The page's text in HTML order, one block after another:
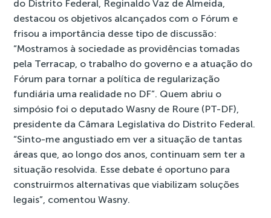
do Distrito Federal, Reginaldo Vaz de Almeida,
destacou os objetivos alcançados com o Fórum e
frisou a importância desse tipo de discussão:
“Mostramos à sociedade as providências tomadas
pela Terracap, o trabalho do governo e a atuação do
Fórum para tornar a política de regularização
fundiária uma realidade no DF”. Quem abriu o
simpósio foi o deputado Wasny de Roure (PT-DF),
presidente da Câmara Legislativa do Distrito Federal.
“Sinto-me angustiado em ver a situação de tantas
áreas que, ao longo dos anos, continuam sem ter a
situação resolvida. Esse debate é oportuno para
construirmos alternativas que viabilizam soluções
legais”, comentou Wasny.